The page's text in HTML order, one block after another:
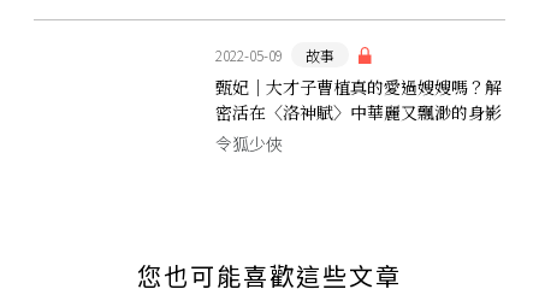
2022-05-09 故事
甄妃｜大才子曹植真的愛過嫂嫂嗎？解
密活在〈洛神賦〉中華麗又飄渺的身影
令狐少俠
您也可能喜歡這些文章